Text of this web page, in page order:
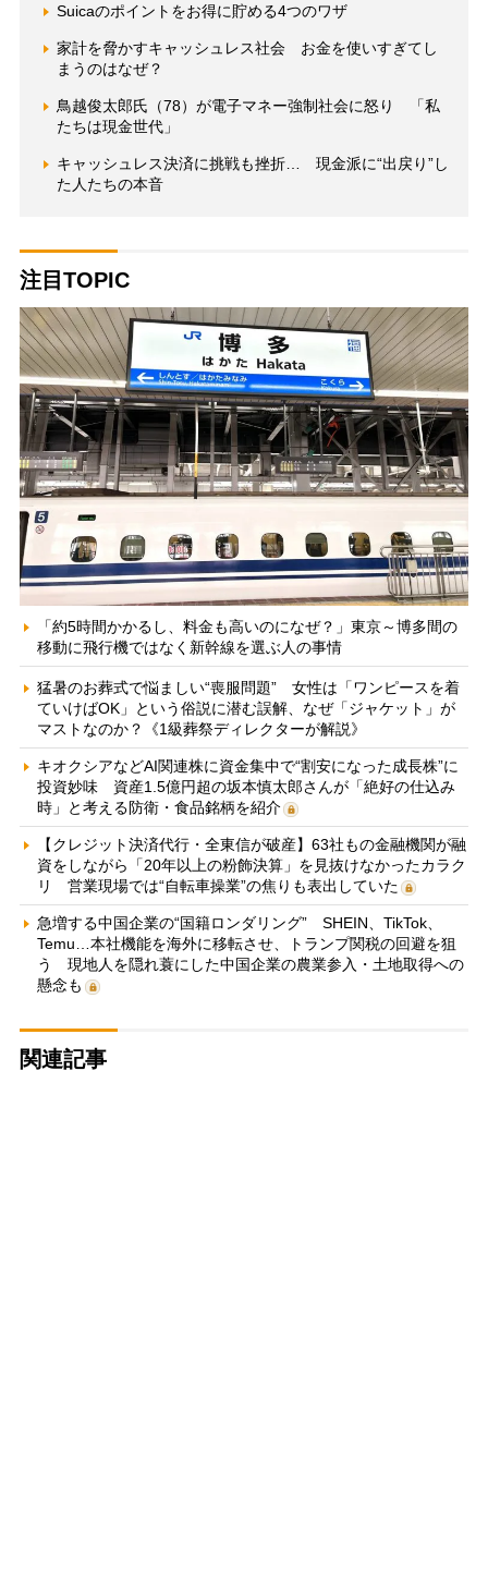
Suicaのポイントをお得に貯める4つのワザ
家計を脅かすキャッシュレス社会 お金を使いすぎてし
まうのはなぜ？
鳥越俊太郎氏（78）が電子マネー強制社会に怒り 「私
たちは現金世代」
キャッシュレス決済に挑戦も挫折… 現金派に“出戻り”し
た人たちの本音
注目TOPIC
「約5時間かかるし、料金も高いのになぜ？」東京～博多間の
移動に飛行機ではなく新幹線を選ぶ人の事情
猛暑のお葬式で悩ましい“喪服問題” 女性は「ワンピースを着
ていけばOK」という俗説に潜む誤解、なぜ「ジャケット」が
マストなのか？《1級葬祭ディレクターが解説》
キオクシアなどAI関連株に資金集中で“割安になった成長株”に
投資妙味 資産1.5億円超の坂本慎太郎さんが「絶好の仕込み
時」と考える防衛・食品銘柄を紹介
【クレジット決済代行・全東信が破産】63社もの金融機関が融
資をしながら「20年以上の粉飾決算」を見抜けなかったカラク
リ 営業現場では“自転車操業”の焦りも表出していた
急増する中国企業の“国籍ロンダリング” SHEIN、TikTok、
Temu…本社機能を海外に移転させ、トランプ関税の回避を狙
う 現地人を隠れ蓑にした中国企業の農業参入・土地取得への
懸念も
関連記事